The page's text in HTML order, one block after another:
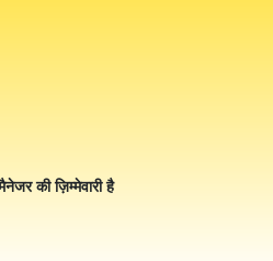
की ज़िम्मेवारी है